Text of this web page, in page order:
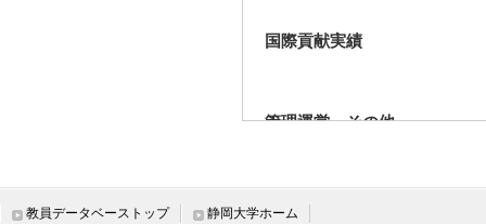
国際貢献実績
管理運営・その他
教員データベーストップ 静岡大学ホーム